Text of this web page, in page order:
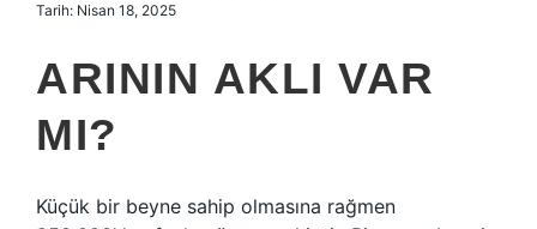
Tarih: Nisan 18, 2025
ARININ AKLI VAR
MI?
Küçük bir beyne sahip olmasına rağmen